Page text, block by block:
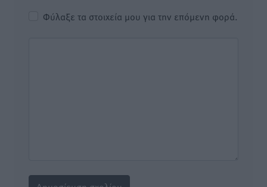
Φύλαξε τα στοιχεία μου για την επόμενη φορά.